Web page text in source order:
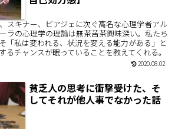
スキナー、ビアジェに次ぐ高名な心理学者アル
ラの心理学の理論は無茶苦茶興味深い。私たち
「私は変われる、状況を変える能力がある」と
るチャンスが眠っていることを教えてくれる。
2020.08.02
貧乏人の思考に衝撃受けた、そ
してそれが他人事でなかった話